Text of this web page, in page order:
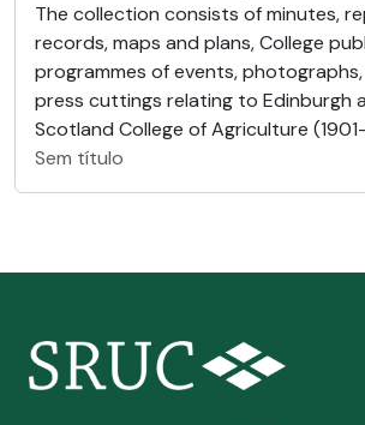
The collection consists of minutes,
records, maps and plans, College
programmes of events,
press cuttings relating to Edinburgh
Scotland College of Agriculture
Sem título